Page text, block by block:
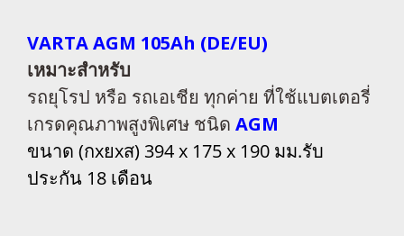
VARTA AGM 105Ah (DE/EU)
เหมาะสำหรับ
รถยุโรป หรือ รถเอเชีย ทุกค่าย ที่ใช้แบตเตอรี่
เกรดคุณภาพสูงพิเศษ ชนิด AGM
ขนาด (กxยxส) 394 x 175 x 190 มม.รับ
ประกัน 18 เดือน